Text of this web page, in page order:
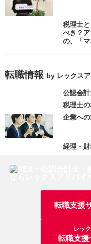
税理士
べき？
の、「マ
転職情報 by レックス
公認会
税理士
企業へ
経理・
転職支援
レッ
転職支援